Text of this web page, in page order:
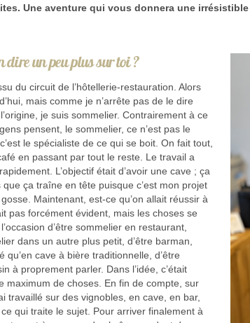
Une aventure qui vous donnera une
dire un peu plus sur toi ?
du circuit de l’hôtellerie-restauration. Alors
mais comme je n’arrête pas de le dire
je suis sommelier. Contrairement à ce
pensent, le sommelier, ce n’est pas le
le spécialiste de ce qui se boit. On fait tout,
en passant par tout le reste. Le travail a
L’objectif était d’avoir une cave ; ça
ça traîne en tête puisque c’est mon projet
Maintenant, est-ce qu’on allait réussir à
pas forcément évident, mais les choses se
d’être sommelier en restaurant,
dans un autre plus petit, d’être barman,
qu’en cave à bière traditionnelle, d’être
à proprement parler. Dans l’idée, c’était
maximum de choses. En fin de compte, sur
travaillé sur des vignobles, en cave, en bar,
qui traite le sujet. Pour arriver finalement à